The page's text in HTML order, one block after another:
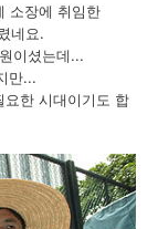
소장에 취임한
네요.
이셨는데...
만...
요한 시대이기도 합